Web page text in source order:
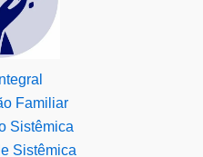
Familiar
Sistêmica
Sistêmica